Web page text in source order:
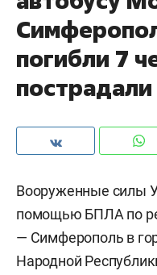
погибли 7
пострадали
Вооруженные силы
помощью БПЛА по
— Симферополь в
Народной